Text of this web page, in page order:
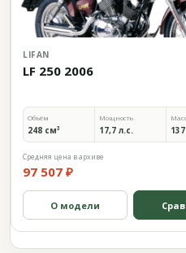
LIFAN
LF 250 2006
Объём
248 см³
Мощность
17,7 л.с.
Средняя цена в архиве
97 507 ₽
О модели